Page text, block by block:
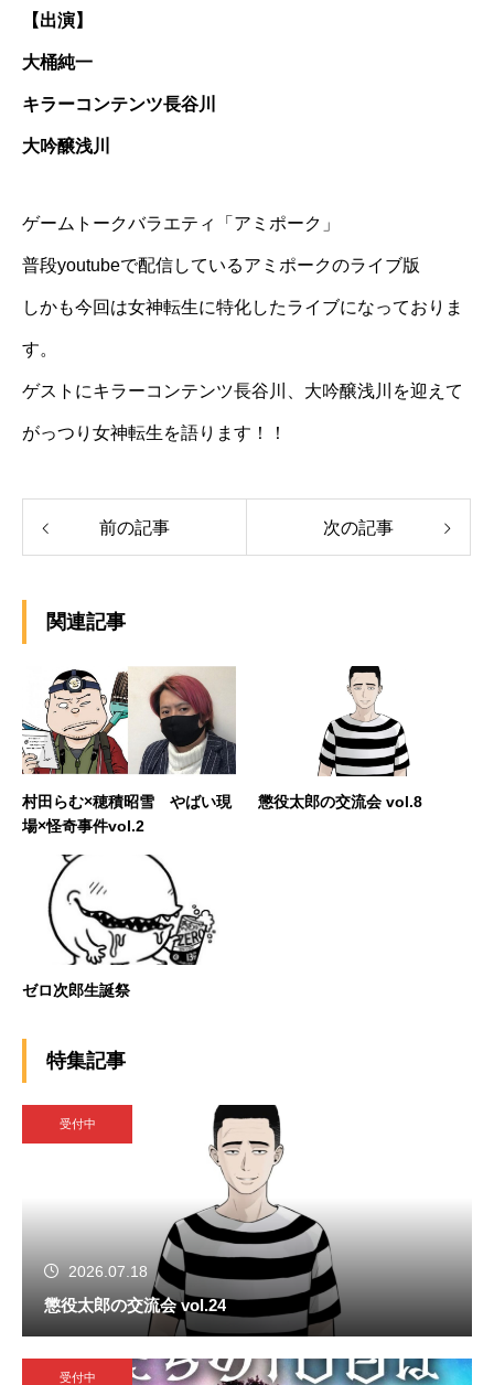
【出演】
大桶純一
キラーコンテンツ長谷川
大吟醸浅川
ゲームトークバラエティ「アミポーク」
普段youtubeで配信しているアミポークのライブ版
しかも今回は女神転生に特化したライブになっておりま
す。
ゲストにキラーコンテンツ長谷川、大吟醸浅川を迎えて
がっつり女神転生を語ります！！
前の記事 次の記事
関連記事
村田らむ×穂積昭雪 やばい現
場×怪奇事件vol.2
懲役太郎の交流会 vol.8
ゼロ次郎生誕祭
特集記事
受付中
2026.07.18
懲役太郎の交流会 vol.24
受付中